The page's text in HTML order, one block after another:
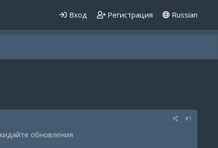
Вход Регистрация Russian
#1
обновления